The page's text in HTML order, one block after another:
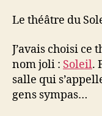
Le théâtre du
J’avais choisi ce
nom joli : Soleil.
salle qui
gens sympas…